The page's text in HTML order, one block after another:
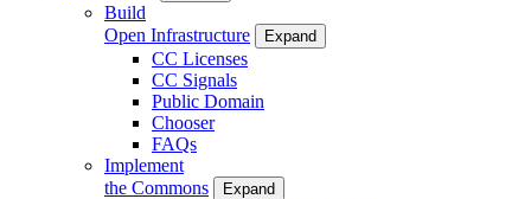
Build
Open Infrastructure
Expand
CC Licenses
CC Signals
Public Domain
Chooser
FAQs
Implement
the Commons
Expand